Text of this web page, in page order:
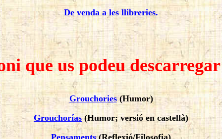
De venda a les llibreries.
que us podeu
Grouchories(Humor)
Grouchorías (Humor; versió en castellà)
Pensaments(Reflexió/Filosofia)